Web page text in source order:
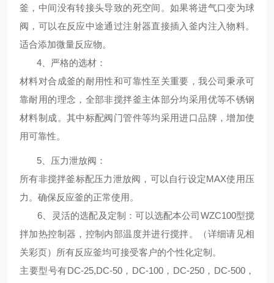
釜，中间没有转接头导致的死空间。如果将进气口变为球
阀，可以在反应中途通过注射器直接插入釜内注入物料。
适合添加微量反应物。
4、 严格的选材 ：
材料对合成釜的耐用性和可靠性至关重要，我公司秉承可
靠耐用的理念，全部非搅拌釜主体部分均采用优等不锈钢
材料制成。其中标配阀门管件等均采用进口品牌，增加使
用可靠性。
5、 压力泄放阀 ：
所有非搅拌釜标配压力泄放阀，可以自行设定MAX使用压
力。确保反应釜的正常使用。
6、
灵活的选配及定制 ：可以选配本公司WZC100型搅
拌加热控制器，控制内部温度并进行搅拌。（详细请见相
关彩页）所有反应釜均可接受客户的个性化定制。
主要型号有DC-25,DC-50，DC-100，DC-250，DC-500，